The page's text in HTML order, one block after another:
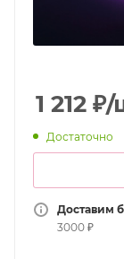
1 212 ₽/
Достаточно
Доставим
3000 ₽